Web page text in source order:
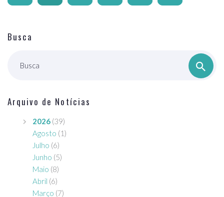
Busca
Busca
Arquivo de Notícias
2026 (39)
Agosto (1)
Julho (6)
Junho (5)
Maio (8)
Abril (6)
Março (7)